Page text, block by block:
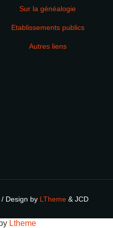
Sur la généalogie
Etablissements publics
Autres liens
/ Design by LTheme & JCD
by Ltheme